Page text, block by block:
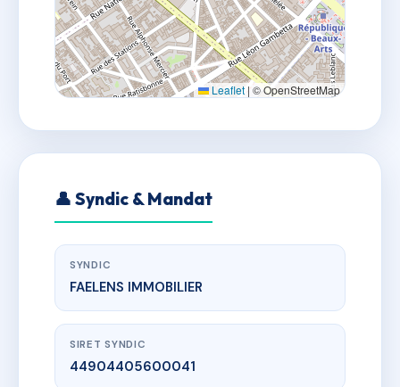
Leaflet |© OpenStreetMap
👤 Syndic & Mandat
SYNDIC
FAELENS IMMOBILIER
SIRET SYNDIC
44904405600041